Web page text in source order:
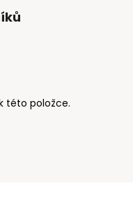
této položce.